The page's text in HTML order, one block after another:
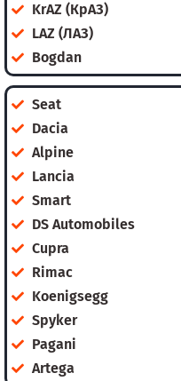
KrAZ (КрАЗ)
LAZ (ЛАЗ)
Bogdan
Seat
Dacia
Alpine
Lancia
Smart
DS Automobiles
Cupra
Rimac
Koenigsegg
Spyker
Pagani
Artega